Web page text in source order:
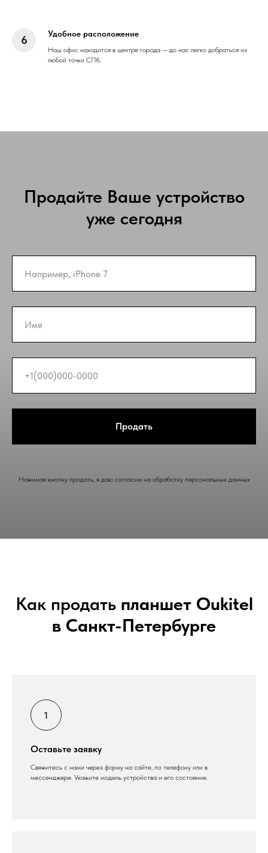
Удобное расположение
Наш офис находится в центре города — до нас легко добраться из
любой точки СПб.
Продайте Ваше устройство
уже сегодня
Продать
Нажимая кнопку продать, я даю согласие на обработку персональных данных
Как продать планшет Oukitel
в Санкт-Петербурге
Оставьте заявку
Свяжитесь с нами через форму на сайте, по телефону или в
мессенджере. Укажите модель устройства и его состояние.